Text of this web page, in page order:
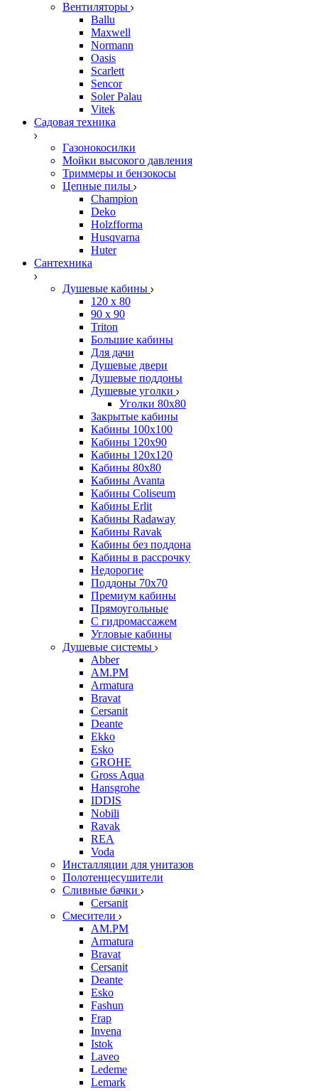
Вентиляторы
Ballu
Maxwell
Normann
Oasis
Scarlett
Sencor
Soler Palau
Vitek
Садовая техника
Газонокосилки
Мойки высокого давления
Триммеры и бензокосы
Цепные пилы
Champion
Deko
Holzfforma
Husqvarna
Huter
Сантехника
Душевые кабины
120 x 80
90 х 90
Triton
Большие кабины
Для дачи
Душевые двери
Душевые поддоны
Душевые уголки
Уголки 80х80
Закрытые кабины
Кабины 100x100
Кабины 120x90
Кабины 120х120
Кабины 80х80
Кабины Avanta
Кабины Coliseum
Кабины Erlit
Кабины Radaway
Кабины Ravak
Кабины без поддона
Кабины в рассрочку
Недорогие
Поддоны 70x70
Премиум кабины
Прямоугольные
С гидромассажем
Угловые кабины
Душевые системы
Abber
AM.PM
Armatura
Bravat
Cersanit
Deante
Ekko
Esko
GROHE
Gross Aqua
Hansgrohe
IDDIS
Nobili
Ravak
REA
Voda
Инсталляции для унитазов
Полотенцесушители
Сливные бачки
Cersanit
Смесители
AM.PM
Armatura
Bravat
Cersanit
Deante
Esko
Fashun
Frap
Invena
Istok
Laveo
Ledeme
Lemark